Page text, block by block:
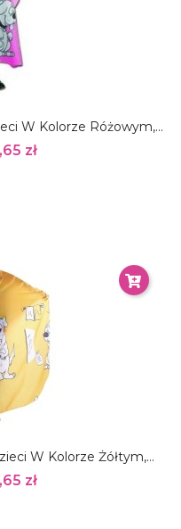
W Kolorze Różowym,...
zł
W Kolorze Żółtym,...
zł